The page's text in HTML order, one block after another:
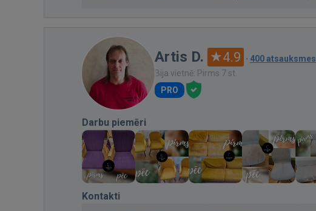
Artis D. 4.9 · 400 atsauksmes
Bija vietnē: Pirms 7 st.
PRO
Darbu piemēri
Kontakti